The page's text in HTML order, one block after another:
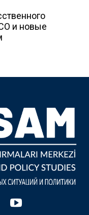
и новые